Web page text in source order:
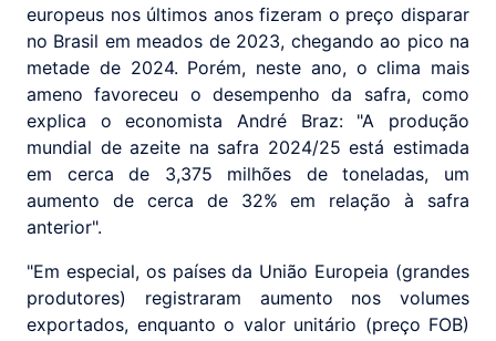
europeus nos últimos anos fizeram o preço disparar
no Brasil em meados de 2023, chegando ao pico na
metade de 2024. Porém, neste ano, o clima mais
ameno favoreceu o desempenho da safra, como
explica o economista André Braz: "A produção
mundial de azeite na safra 2024/25 está estimada
em cerca de 3,375 milhões de toneladas, um
aumento de cerca de 32% em relação à safra
anterior".
"Em especial, os países da União Europeia (grandes
produtores) registraram aumento nos volumes
exportados, enquanto o valor unitário (preço FOB)